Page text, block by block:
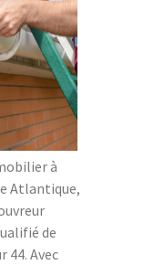
à
Atlantique,
de
44. Avec